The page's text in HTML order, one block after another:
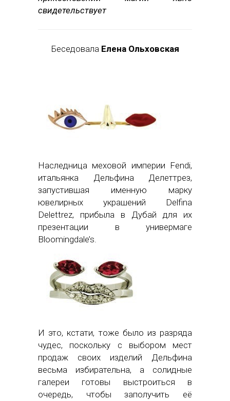
свидетельствует
Беседовала Елена Ольховская
Наследница меховой империи Fendi,
итальянка Дельфина Делеттрез,
запустившая именную марку
ювелирных украшений Delfina
Delettrez, прибыла в Дубай для их
презентации в универмаге
Bloomingdale’s.
И это, кстати, тоже было из разряда
чудес, поскольку с выбором мест
продаж своих изделий Дельфина
весьма избирательна, а солидные
галереи готовы выстроиться в
очередь, чтобы заполучить её